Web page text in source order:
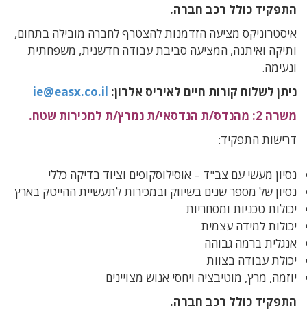
התפקיד כולל רכב חברה.
איסטרוניקס מציעה הזדמנות להצטרף לחברה מובילה בתחום,
ותיקה ואיתנה, המציעה סביבת עבודה חדשנית, משפחתית
ונעימה.
ניתן לשלוח קורות חיים לאיריס אלרון: ie@easx.co.il
משרה 2: מהנדס/ת הנדסאי/ת נמרץ/ת למכירות שטח.
דרישות התפקיד:
נסיון מעשי עם צב"ד – אוסילוסקופים וציוד בדיקה כללי
נסיון של מספר שנים בשיווק ובמכירות לתעשיית ההייטק בארץ
יכולות טכניות ומסחריות
יכולות למידה עצמית
אנגלית ברמה גבוהה
יכולת עבודה בצוות
יוזמה, מרץ, מוטיבציה ויחסי אנוש מצויינים
התפקיד כולל רכב חברה.